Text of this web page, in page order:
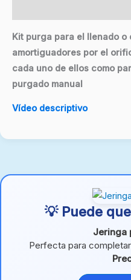
Kit purga para el llenado o
amortiguadores por el
cada uno de ellos como
purgado manual
Vídeo descriptivo
💡 Puede
Jeringa
Perfecta para